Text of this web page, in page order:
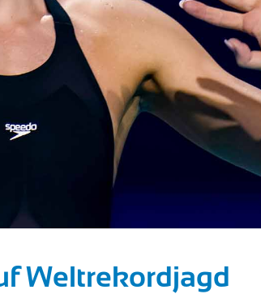
Weltrekordjagd